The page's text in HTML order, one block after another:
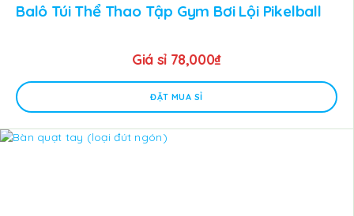
Balô Túi Thể Thao Tập Gym Bơi Lội Pikelball
Giá sỉ 78,000₫
ĐẶT MUA SỈ